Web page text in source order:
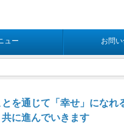
ュー お問
を通じて「幸せ」になれ
共に進んでいきます